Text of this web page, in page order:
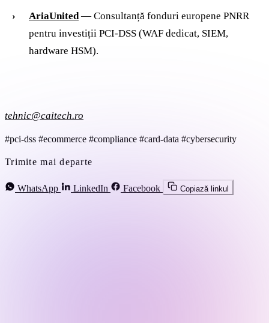
AriaUnited— Consultanță fonduri europene PNRR
pentru investiții PCI-DSS (WAF dedicat, SIEM,
hardware HSM).
tehnic@caitech.ro
#pci-dss #ecommerce #compliance #card-data #cybersecurity
Trimite mai departe
WhatsApp LinkedIn Facebook Copiază linkul